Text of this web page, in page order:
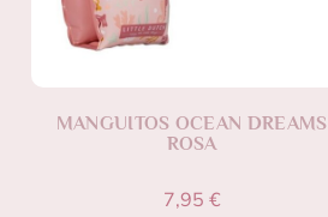
MANGUITOS OCEAN DREAMS
ROSA
7,95 €